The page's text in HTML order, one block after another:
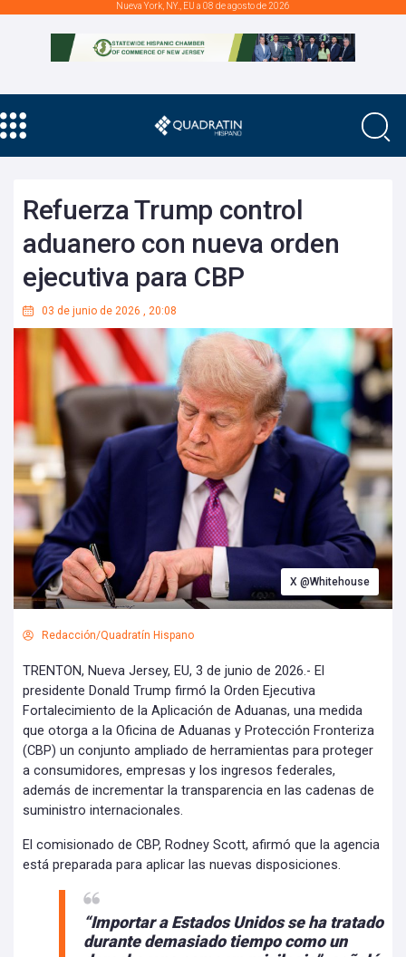
Nueva York, NY., EU a 08 de agosto de 2026
Refuerza Trump control
aduanero con nueva orden
ejecutiva para CBP
03 de junio de 2026 , 20:08
X @Whitehouse
Redacción/Quadratín Hispano
TRENTON, Nueva Jersey, EU, 3 de junio de 2026.- El
presidente Donald Trump firmó la Orden Ejecutiva
Fortalecimiento de la Aplicación de Aduanas, una medida
que otorga a la Oficina de Aduanas y Protección Fronteriza
(CBP) un conjunto ampliado de herramientas para proteger
a consumidores, empresas y los ingresos federales,
además de incrementar la transparencia en las cadenas de
suministro internacionales.
El comisionado de CBP, Rodney Scott, afirmó que la agencia
está preparada para aplicar las nuevas disposiciones.
“Importar a Estados Unidos se ha tratado
durante demasiado tiempo como un